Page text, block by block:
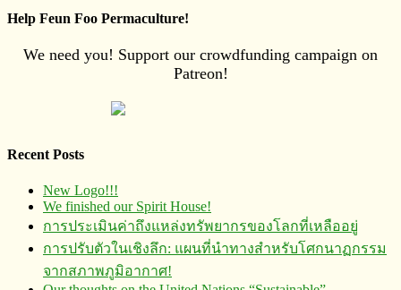
Help Feun Foo Permaculture!
We need you! Support our crowdfunding campaign on
Patreon!
Recent Posts
New Logo!!!
We finished our Spirit House!
การประเมินค่าถึงแหล่งทรัพยากร​ของโลกที่เหลืออยู่
การปรับตัวในเชิงลึก: แผนที่นำทางสำหรับโศกนาฏกรรม
จากสภาพภูมิอากาศ!